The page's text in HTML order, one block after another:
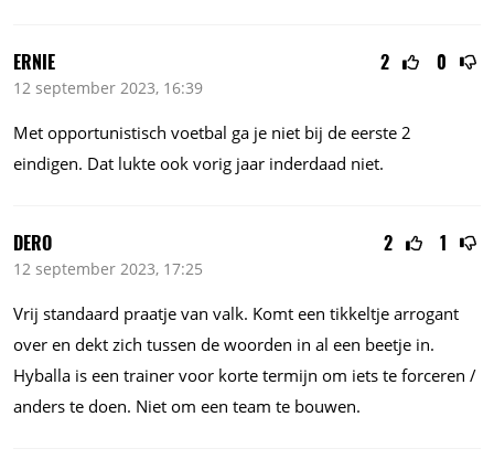
2 0
ERNIE
12 september 2023, 16:39
Met opportunistisch voetbal ga je niet bij de eerste 2
eindigen. Dat lukte ook vorig jaar inderdaad niet.
2 1
DERO
12 september 2023, 17:25
Vrij standaard praatje van valk. Komt een tikkeltje arrogant
over en dekt zich tussen de woorden in al een beetje in.
Hyballa is een trainer voor korte termijn om iets te forceren /
anders te doen. Niet om een team te bouwen.